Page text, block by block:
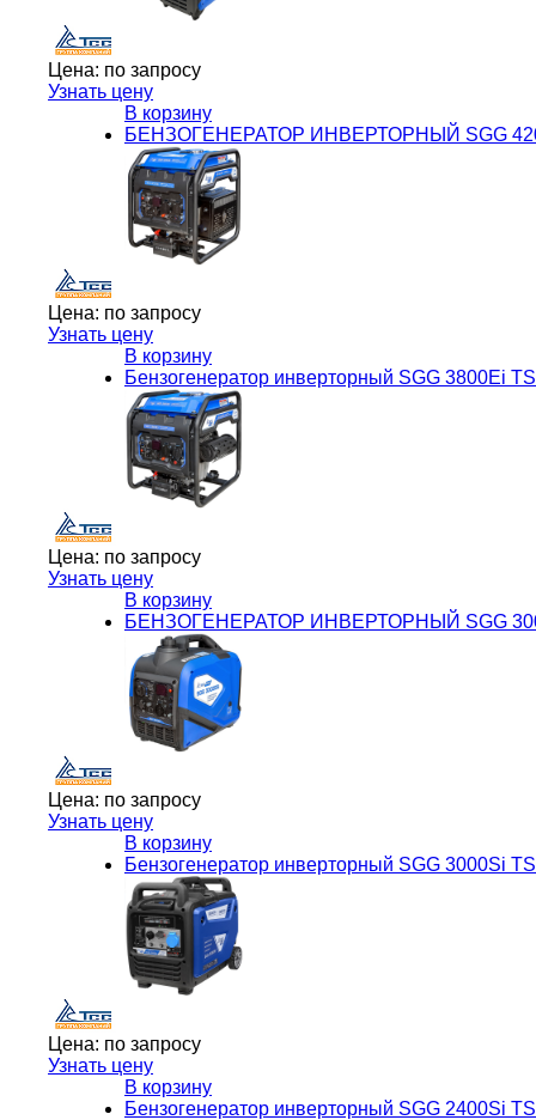
Цена: по запросу
Узнать цену
В корзину
БЕНЗОГЕНЕРАТОР ИНВЕРТОРНЫЙ SGG
Цена: по запросу
Узнать цену
В корзину
Бензогенератор инверторный SGG 3800Ei
Цена: по запросу
Узнать цену
В корзину
БЕНЗОГЕНЕРАТОР ИНВЕРТОРНЫЙ SGG
Цена: по запросу
Узнать цену
В корзину
Бензогенератор инверторный SGG 3000Si
Цена: по запросу
Узнать цену
В корзину
Бензогенератор инверторный SGG 2400Si